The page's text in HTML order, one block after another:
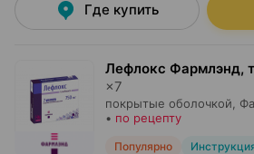
Где купить
Лефлокс Фармлэнд,
×7
покрытые оболочкой,
• по рецепту
Популярно